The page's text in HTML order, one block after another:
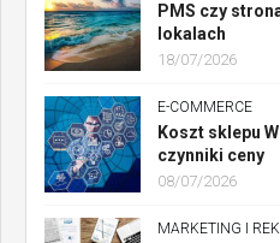
PMS czy
lokalach
18/07/2026
E-COMMERCE
Koszt sklepu
czynniki ceny
08/07/2026
MARKETING I